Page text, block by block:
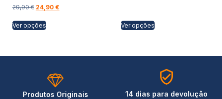
29,90€ 24,90 €
Ver opções Ver opções
Produtos Originais 14 dias para devolução